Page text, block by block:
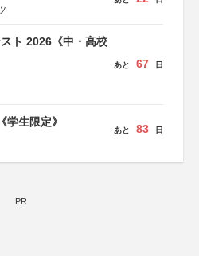
研究所、双葉社、文藝春
ト 2026《中・高校
あと 67 日
学生限定》
あと 83 日
PR